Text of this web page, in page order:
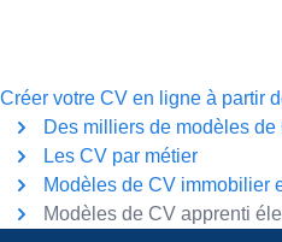
Créer votre CV en ligne à partir
Des milliers de modèles
Les CV par métier
Modèles de CV immobilier
Modèles de CV apprenti